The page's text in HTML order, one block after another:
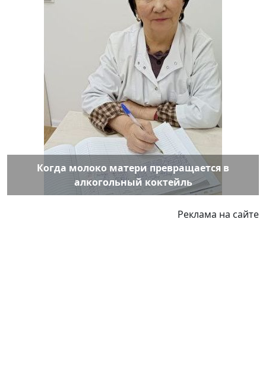
Когда молоко матери превращается в
алкогольный коктейль
Реклама на сайте